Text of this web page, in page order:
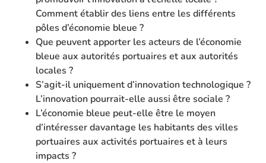
Comment établir des liens entre les différents
pôles d’économie bleue ?
Que peuvent apporter les acteurs de l’économie
bleue aux autorités portuaires et aux autorités
locales ?
S’agit-il uniquement d’innovation technologique ?
L’innovation pourrait-elle aussi être sociale ?
L’économie bleue peut-elle être le moyen
d’intéresser davantage les habitants des villes
portuaires aux activités portuaires et à leurs
impacts ?